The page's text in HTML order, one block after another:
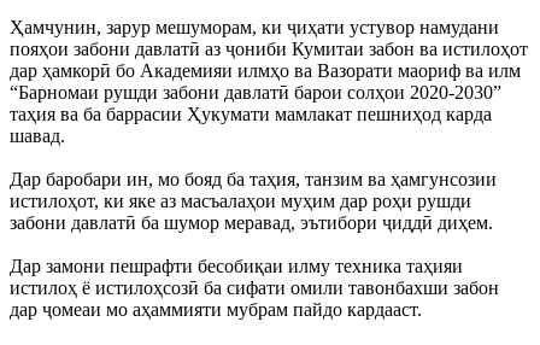
Ҳамчунин, зарур мешуморам, ки ҷиҳати устувор намудани
пояҳои забони давлатӣ аз ҷониби Кумитаи забон ва истилоҳот
дар ҳамкорӣ бо Академияи илмҳо ва Вазорати маориф ва илм
“Барномаи рушди забони давлатӣ барои солҳои 2020-2030”
таҳия ва ба баррасии Ҳукумати мамлакат пешниҳод карда
шавад.
Дар баробари ин, мо бояд ба таҳия, танзим ва ҳамгунсозии
истилоҳот, ки яке аз масъалаҳои муҳим дар роҳи рушди
забони давлатӣ ба шумор меравад, эътибори ҷиддӣ диҳем.
Дар замони пешрафти бесобиқаи илму техника таҳияи
истилоҳ ё истилоҳсозӣ ба сифати омили тавонбахши забон
дар ҷомеаи мо аҳаммияти мубрам пайдо кардааст.